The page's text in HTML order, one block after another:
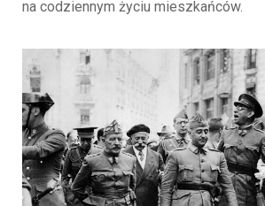
na codziennym życiu mieszkańców.